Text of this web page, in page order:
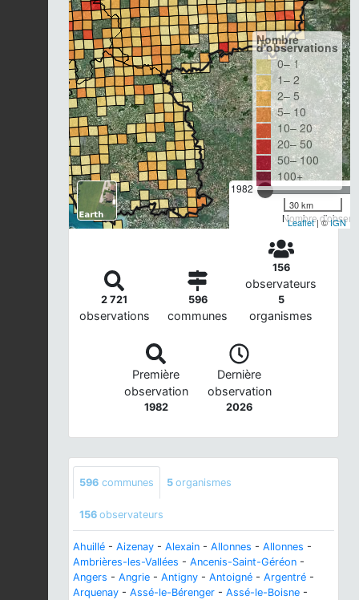
1982
Nombre
Nombre
d'observations
0– 1
1– 2
2– 5
5– 10
10– 20
20– 50
50– 100
100+
30 km
Leaflet| ©IGN
2 721
observations
596
communes
156
observateurs
5
organismes
Première
observation
1982
Dernière
observation
2026
596 communes 5 organismes
156 observateurs
Ahuillé - Aizenay - Alexain - Allonnes - Allonnes -
Ambrières-les-Vallées - Ancenis-Saint-Géréon -
Angers - Angrie - Antigny - Antoigné - Argentré -
Arquenay - Assé-le-Bérenger - Assé-le-Boisne -